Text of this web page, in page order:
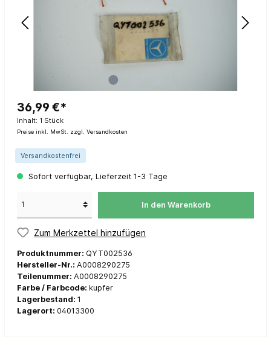
36,99 €*
Inhalt: 1 Stück
Preise inkl. MwSt. zzgl. Versandkosten
Versandkostenfrei
Sofort verfügbar, Lieferzeit 1-3 Tage
In den Warenkorb
Zum Merkzettel hinzufügen
Produktnummer: QYT002536
Hersteller-Nr.: A0008290275
Teilenummer: A0008290275
Farbe / Farbcode: kupfer
Lagerbestand: 1
Lagerort: 04013300